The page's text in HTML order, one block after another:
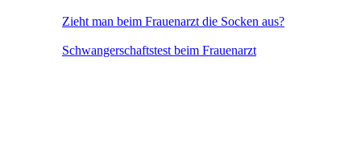
Zieht man beim Frauenarzt die Socken aus?
Schwangerschaftstest beim Frauenarzt